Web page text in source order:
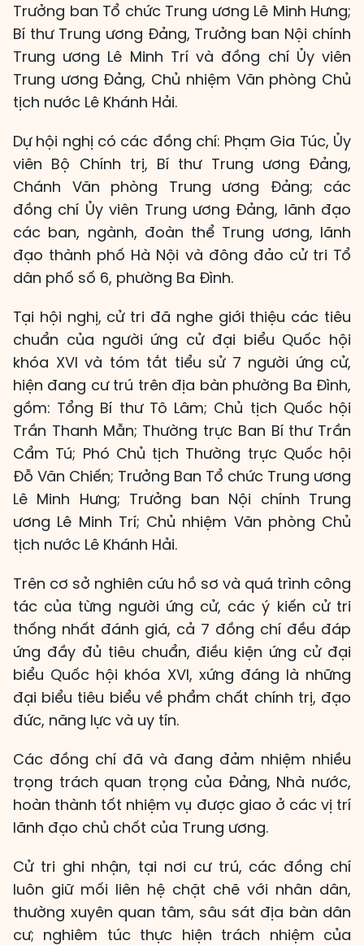
Trưởng ban Tổ chức Trung ương Lê Minh Hưng;
Bí thư Trung ương Đảng, Trưởng ban Nội chính
Trung ương Lê Minh Trí và đồng chí Ủy viên
Trung ương Đảng, Chủ nhiệm Văn phòng Chủ
tịch nước Lê Khánh Hải.
Dự hội nghị có các đồng chí: Phạm Gia Túc, Ủy
viên Bộ Chính trị, Bí thư Trung ương Đảng,
Chánh Văn phòng Trung ương Đảng; các
đồng chí Ủy viên Trung ương Đảng, lãnh đạo
các ban, ngành, đoàn thể Trung ương, lãnh
đạo thành phố Hà Nội và đông đảo cử tri Tổ
dân phố số 6, phường Ba Đình.
Tại hội nghị, cử tri đã nghe giới thiệu các tiêu
chuẩn của người ứng cử đại biểu Quốc hội
khóa XVI và tóm tắt tiểu sử 7 người ứng cử,
hiện đang cư trú trên địa bàn phường Ba Đình,
gồm: Tổng Bí thư Tô Lâm; Chủ tịch Quốc hội
Trần Thanh Mẫn; Thường trực Ban Bí thư Trần
Cẩm Tú; Phó Chủ tịch Thường trực Quốc hội
Đỗ Văn Chiến; Trưởng Ban Tổ chức Trung ương
Lê Minh Hưng; Trưởng ban Nội chính Trung
ương Lê Minh Trí; Chủ nhiệm Văn phòng Chủ
tịch nước Lê Khánh Hải.
Trên cơ sở nghiên cứu hồ sơ và quá trình công
tác của từng người ứng cử, các ý kiến cử tri
thống nhất đánh giá, cả 7 đồng chí đều đáp
ứng đầy đủ tiêu chuẩn, điều kiện ứng cử đại
biểu Quốc hội khóa XVI, xứng đáng là những
đại biểu tiêu biểu về phẩm chất chính trị, đạo
đức, năng lực và uy tín.
Các đồng chí đã và đang đảm nhiệm nhiều
trọng trách quan trọng của Đảng, Nhà nước,
hoàn thành tốt nhiệm vụ được giao ở các vị trí
lãnh đạo chủ chốt của Trung ương.
Cử tri ghi nhận, tại nơi cư trú, các đồng chí
luôn giữ mối liên hệ chặt chẽ với nhân dân,
thường xuyên quan tâm, sâu sát địa bàn dân
cư; nghiêm túc thực hiện trách nhiệm của